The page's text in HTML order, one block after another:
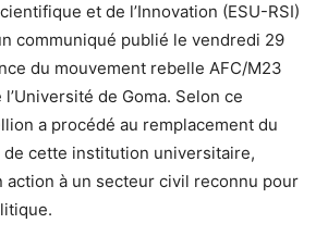
et de l’Innovation (ESU-RSI)
communiqué publié le vendredi 29
du mouvement rebelle AFC/M23
de Goma. Selon ce
a procédé au remplacement du
cette institution universitaire,
action à un secteur civil reconnu pour